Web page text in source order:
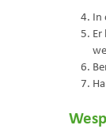
In